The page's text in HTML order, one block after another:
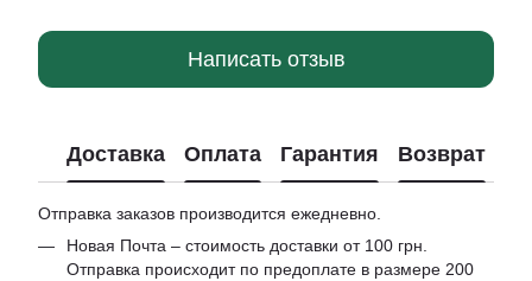
Написать отзыв
Доставка Оплата Гарантия Возврат
Отправка заказов производится ежедневно.
Новая Почта – стоимость доставки от 100 грн.
Отправка происходит по предоплате в размере 200